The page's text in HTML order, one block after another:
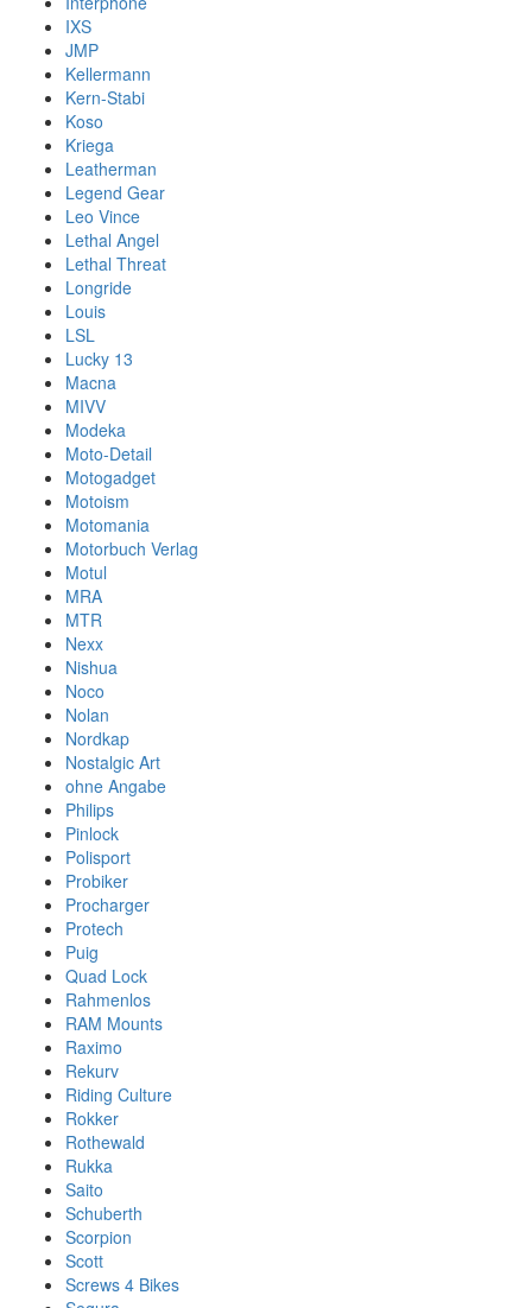
IXS
JMP
Kellermann
Kern-Stabi
Koso
Kriega
Leatherman
Legend Gear
Leo Vince
Lethal Angel
Lethal Threat
Longride
Louis
LSL
Lucky 13
Macna
MIVV
Modeka
Moto-Detail
Motogadget
Motoism
Motomania
Motorbuch Verlag
Motul
MRA
MTR
Nexx
Nishua
Noco
Nolan
Nordkap
Nostalgic Art
ohne Angabe
Philips
Pinlock
Polisport
Probiker
Procharger
Protech
Puig
Quad Lock
Rahmenlos
RAM Mounts
Raximo
Rekurv
Riding Culture
Rokker
Rothewald
Rukka
Saito
Schuberth
Scorpion
Scott
Screws 4 Bikes